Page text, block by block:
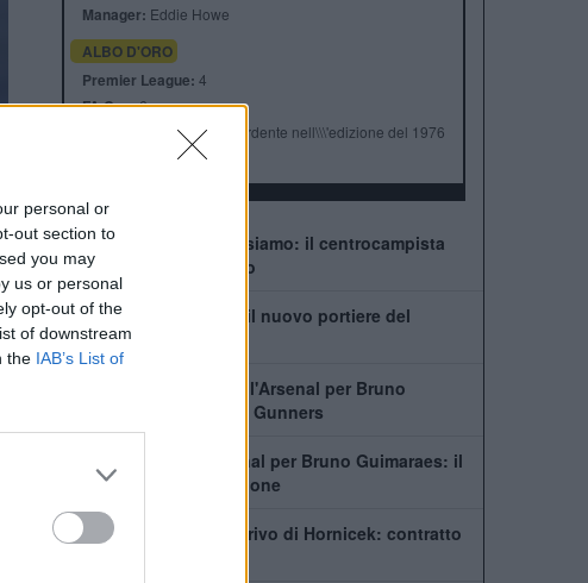
personal or
out section to
you may
us or personal
opt-out of the
of downstream
the IAB’s List of
Manager: Eddie Howe
ALBO D'ORO
Premier League: 4
FA Cup:6
Finalista perdente nell\\\'edizione del 1976
FA Community Shield:
Guimaraes-Arsenal, ci siamo: il centrocampista
pronto a lasciare il ritiro
Chi è Lukas Hornicek: il nuovo portiere del
Newcastle
In Newcastle dice no all'Arsenal per Bruno
Guimaraes. Il piano dei Gunners
Newcastle, no all'Arsenal per Bruno Guimaraes: il
capitano vuole la cessione
Newcastle, ufficiale l'arrivo di Hornicek: contratto